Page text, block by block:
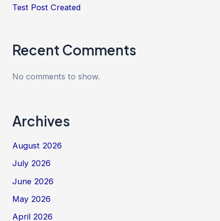
Test Post Created
Recent Comments
No comments to show.
Archives
August 2026
July 2026
June 2026
May 2026
April 2026